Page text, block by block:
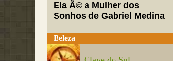
Ela Ã© a Mulher dos
Sonhos de Gabriel Medina
Beleza